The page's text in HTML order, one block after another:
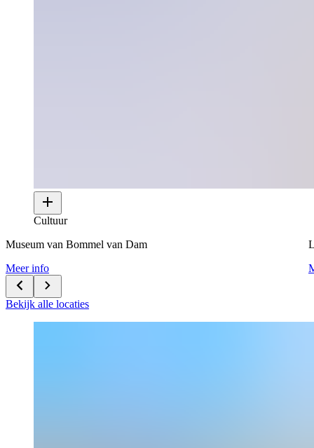
Cultuur
Museum van Bommel van Dam
Meer info
Bekijk alle locaties